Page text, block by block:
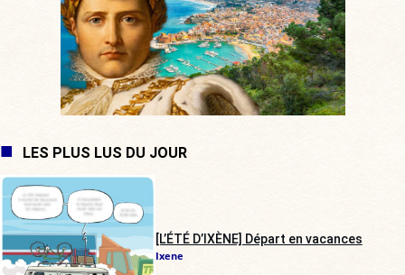
LES PLUS LUS DU JOUR
[L’ÉTÉ D’IXÈNE] Départ en vacances
Ixene